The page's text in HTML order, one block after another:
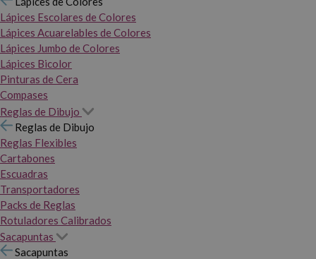
Lápices Escolares de Colores
Lápices Acuarelables de Colores
Lápices Jumbo de Colores
Lápices Bicolor
Pinturas de Cera
Compases
Reglas de Dibujo
Reglas de Dibujo
Reglas Flexibles
Cartabones
Escuadras
Transportadores
Packs de Reglas
Rotuladores Calibrados
Sacapuntas
Sacapuntas